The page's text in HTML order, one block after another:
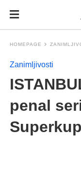
HOMEPAGE
Zanimljivosti
penal